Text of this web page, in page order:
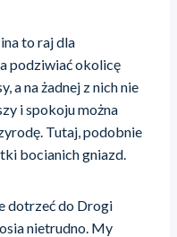
to raj dla
podziwiać okolicę
a na żadnej z nich nie
i spokoju można
Tutaj, podobnie
bocianich gniazd.
dotrzeć do Drogi
nietrudno. My